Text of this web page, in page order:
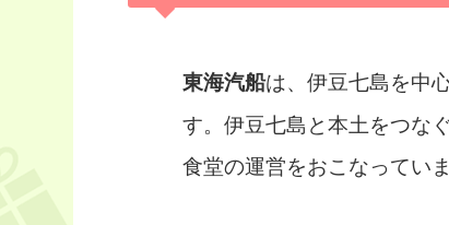
東海汽船は、伊豆七島を中
す。伊豆七島と本土をつな
食堂の運営をおこなっていま